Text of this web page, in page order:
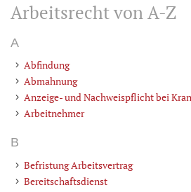
Arbeitsrecht von A-Z
A
Abfindung
Abmahnung
Anzeige- und Nachweispflicht bei
Arbeitnehmer
B
Befristung Arbeitsvertrag
Bereitschaftsdienst